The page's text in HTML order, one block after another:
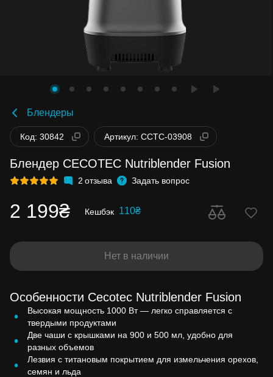
Блендеры
Код: 30842 Артикул: CCTC-03908
Блендер CECOTEC Nutriblender Fusion
2 отзыва Задать вопрос
2 199₴ Кешбэк 110₴
Нет в наличии
Особенности Cecotec Nutriblender Fusion
Высокая мощность 1000 Вт — легко справляется с
твердыми продуктами
Две чаши с крышками на 900 и 500 мл, удобно для
разных объемов
Лезвия с титановым покрытием для измельчения орехов,
семян и льда